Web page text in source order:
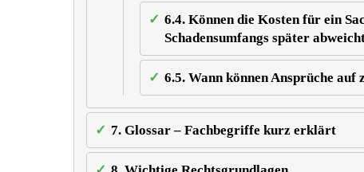
6.4. Können die Kosten für ein
Schadensumfangs später
6.5. Wann können Ansprüche auf
7. Glossar – Fachbegriffe kurz erklärt